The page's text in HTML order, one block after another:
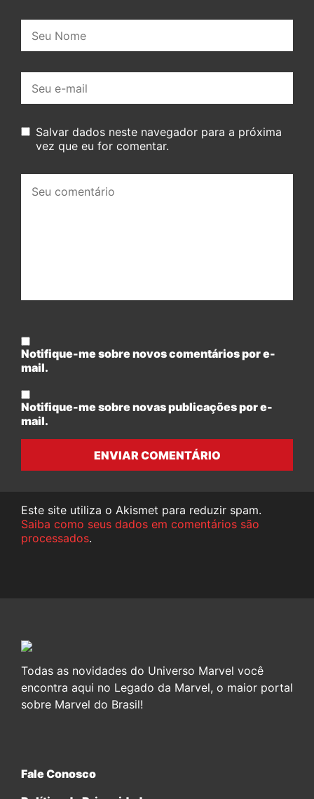
mail:
Salvar dados neste navegador para a próxima
vez que eu for comentar.
comentário:
Notifique-me sobre novos comentários por e-
mail.
Notifique-me sobre novas publicações por e-
mail.
ENVIAR COMENTÁRIO
Este site utiliza o Akismet para reduzir spam.
Saiba como seus dados em comentários são
processados.
Todas as novidades do Universo Marvel você
encontra aqui no Legado da Marvel, o maior portal
sobre Marvel do Brasil!
Fale Conosco